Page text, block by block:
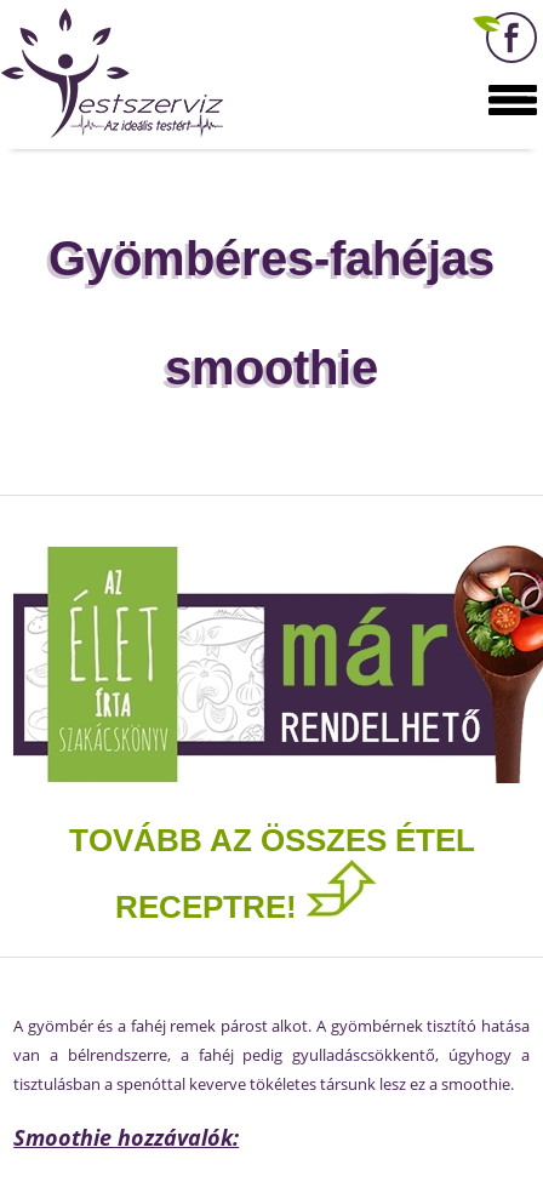
Gyömbéres-fahéjas
smoothie
TOVÁBB AZ ÖSSZES ÉTEL
RECEPTRE!
A gyömbér és a fahéj remek párost alkot. A gyömbérnek tisztító hatása
van a bélrendszerre, a fahéj pedig gyulladáscsökkentő, úgyhogy a
tisztulásban a spenóttal keverve tökéletes társunk lesz ez a smoothie.
Smoothie hozzávalók: